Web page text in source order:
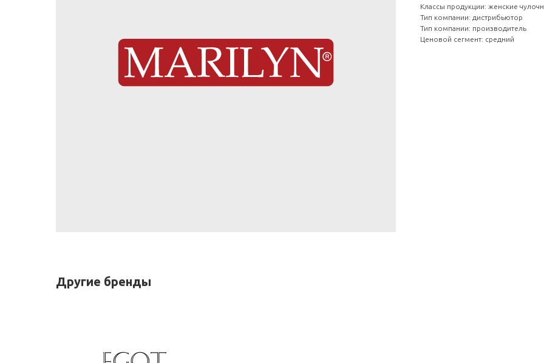
Классы продукции: женские
Тип компании: дистрибьютор
Тип компании: производитель
Ценовой сегмент: средний
Другие бренды